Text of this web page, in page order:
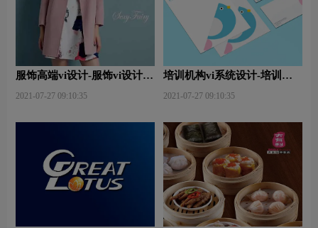
服饰高端vi设计-服饰vi设计的
2021-07-27 09:10:35
培训机构vi系统设计-培训机
2021-07-27 09:10:35